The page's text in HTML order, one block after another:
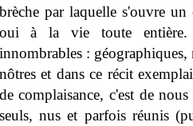
brèche par laquelle s'ouvre
oui à la vie toute entière.
innombrables : géographiques,
nôtres et dans ce récit
de complaisance, c'est de
seuls, nus et parfois réunis